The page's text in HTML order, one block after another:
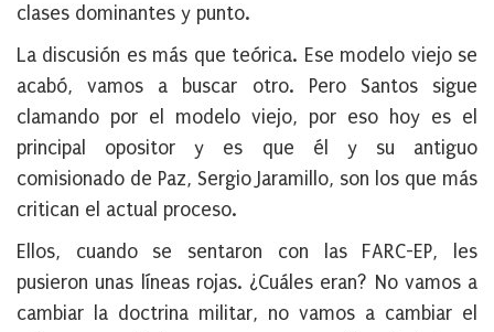
clases dominantes y punto.
La discusión es más que teórica. Ese modelo viejo se
acabó, vamos a buscar otro. Pero Santos sigue
clamando por el modelo viejo, por eso hoy es el
principal opositor y es que él y su antiguo
comisionado de Paz, Sergio Jaramillo, son los que más
critican el actual proceso.
Ellos, cuando se sentaron con las FARC-EP, les
pusieron unas líneas rojas. ¿Cuáles eran? No vamos a
cambiar la doctrina militar, no vamos a cambiar el